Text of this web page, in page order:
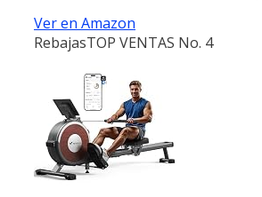
Ver en Amazon
RebajasTOP VENTAS No. 4